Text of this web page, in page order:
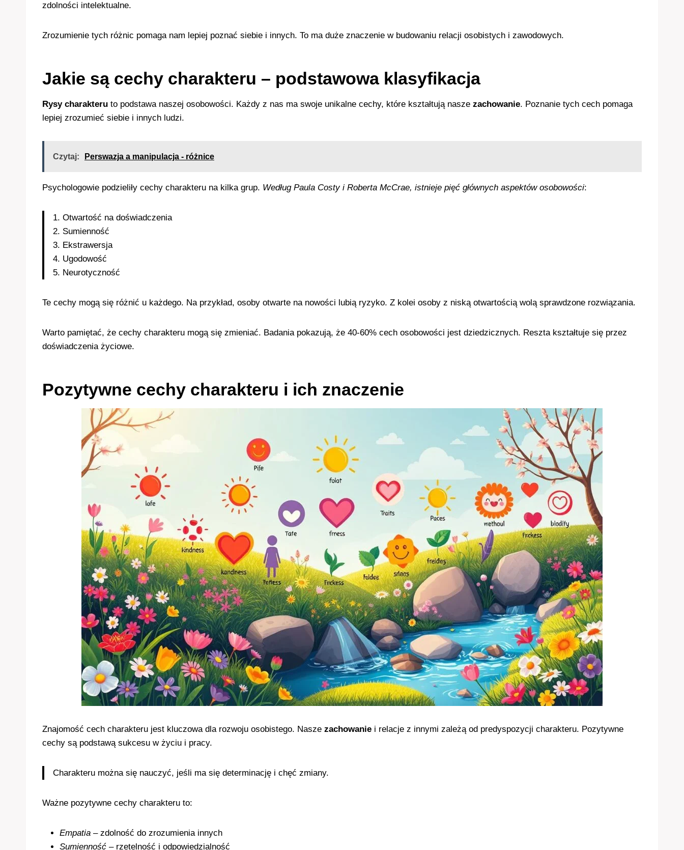
zdolności intelektualne.
Zrozumienie tych różnic pomaga nam lepiej poznać siebie i innych. To ma duże znaczenie w budowaniu relacji osobistych i zawodowych.
Jakie są cechy charakteru – podstawowa klasyfikacja
Rysy charakteru to podstawa naszej osobowości. Każdy z nas ma swoje unikalne cechy, które kształtują nasze zachowanie. Poznanie tych cech pomaga
lepiej zrozumieć siebie i innych ludzi.
Czytaj: Perswazja a manipulacja - różnice
Psychologowie podzieliły cechy charakteru na kilka grup. Według Paula Costy i Roberta McCrae, istnieje pięć głównych aspektów osobowości:
1. Otwartość na doświadczenia
2. Sumienność
3. Ekstrawersja
4. Ugodowość
5. Neurotyczność
Te cechy mogą się różnić u każdego. Na przykład, osoby otwarte na nowości lubią ryzyko. Z kolei osoby z niską otwartością wolą sprawdzone rozwiązania.
Warto pamiętać, że cechy charakteru mogą się zmieniać. Badania pokazują, że 40-60% cech osobowości jest dziedzicznych. Reszta kształtuje się przez
doświadczenia życiowe.
Pozytywne cechy charakteru i ich znaczenie
Znajomość cech charakteru jest kluczowa dla rozwoju osobistego. Nasze zachowanie i relacje z innymi zależą od predyspozycji charakteru. Pozytywne
cechy są podstawą sukcesu w życiu i pracy.
Charakteru można się nauczyć, jeśli ma się determinację i chęć zmiany.
Ważne pozytywne cechy charakteru to:
Empatia – zdolność do zrozumienia innych
Sumienność – rzetelność i odpowiedzialność